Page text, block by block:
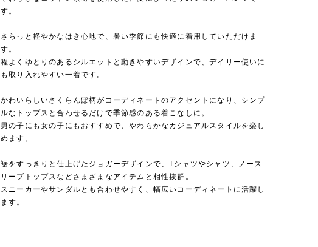
す。
さらっと軽やかなはき心地で、暑い季節にも快適に着用していただけま
す。
程よくゆとりのあるシルエットと動きやすいデザインで、デイリー使いに
も取り入れやすい一着です。
かわいらしいさくらんぼ柄がコーディネートのアクセントになり、シンプ
ルなトップスと合わせるだけで季節感のある着こなしに。
男の子にも女の子にもおすすめで、やわらかなカジュアルスタイルを楽し
めます。
裾をすっきりと仕上げたジョガーデザインで、Tシャツやシャツ、ノース
リーブトップスなどさまざまなアイテムと相性抜群。
スニーカーやサンダルとも合わせやすく、幅広いコーディネートに活躍し
ます。